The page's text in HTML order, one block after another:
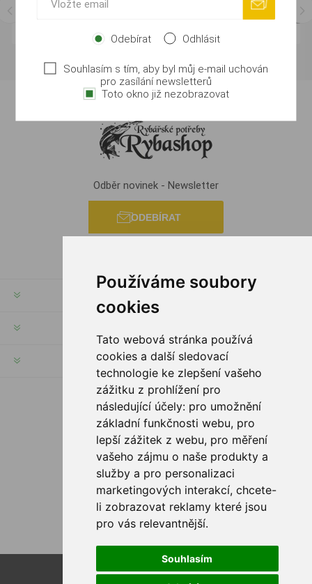
Používáme soubory
cookies
Tato webová stránka používá
cookies a další sledovací
technologie ke zlepšení vašeho
zážitku z prohlížení pro
následující účely: pro umožnění
základní funkčnosti webu, pro
lepší zážitek z webu, pro měření
vašeho zájmu o naše produkty a
služby a pro personalizaci
marketingových interakcí, chcete-
li zobrazovat reklamy které jsou
pro vás relevantnější.
Souhlasím
Odběr novinek - Newsletter
ODEBÍRAT
INFORMACE
SLEDUJTE NÁS
MOŽNOSTI PLATBY
nopCommerce
Odebírat Odhlásit
Souhlasím s tím, aby byl můj e-mail uchován
pro zasílání newsletterů
Toto okno již nezobrazovat